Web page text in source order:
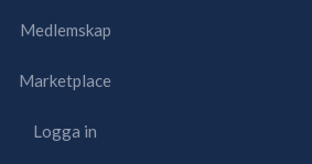
Medlemskap
Marketplace
Logga in